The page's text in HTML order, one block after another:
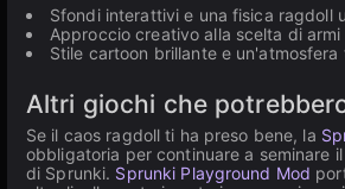
Sfondi interattivi e una fisica ragdoll
Approccio creativo alla scelta di
Stile cartoon brillante e
Altri giochi che
Se il caos ragdoll ti ha preso bene, la
obbligatoria per continuare a seminare
di Sprunki. Sprunki Playground Mod